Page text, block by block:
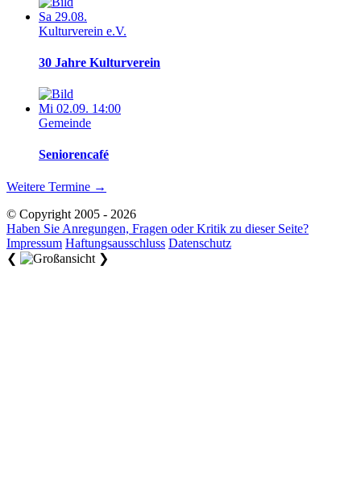
Sa 29.08.
Kulturverein e.V.
30 Jahre Kulturverein
Mi 02.09. 14:00
Gemeinde
Seniorencafé
Weitere Termine →
© Copyright 2005 - 2026
Haben Sie Anregungen, Fragen oder Kritik zu dieser Seite?
Impressum Haftungsausschluss Datenschutz
❮
❯